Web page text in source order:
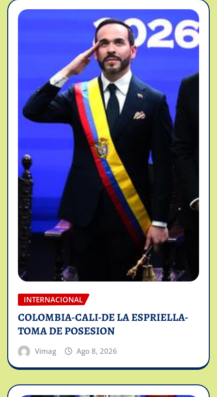
INTERNACIONAL
COLOMBIA-CALI-DE LA ESPRIELLA-
TOMA DE POSESION
Vimag Ago 8, 2026